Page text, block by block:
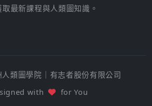
最新課程與人類圖知識。
類圖學院｜有志者股份有限公司
with
for You